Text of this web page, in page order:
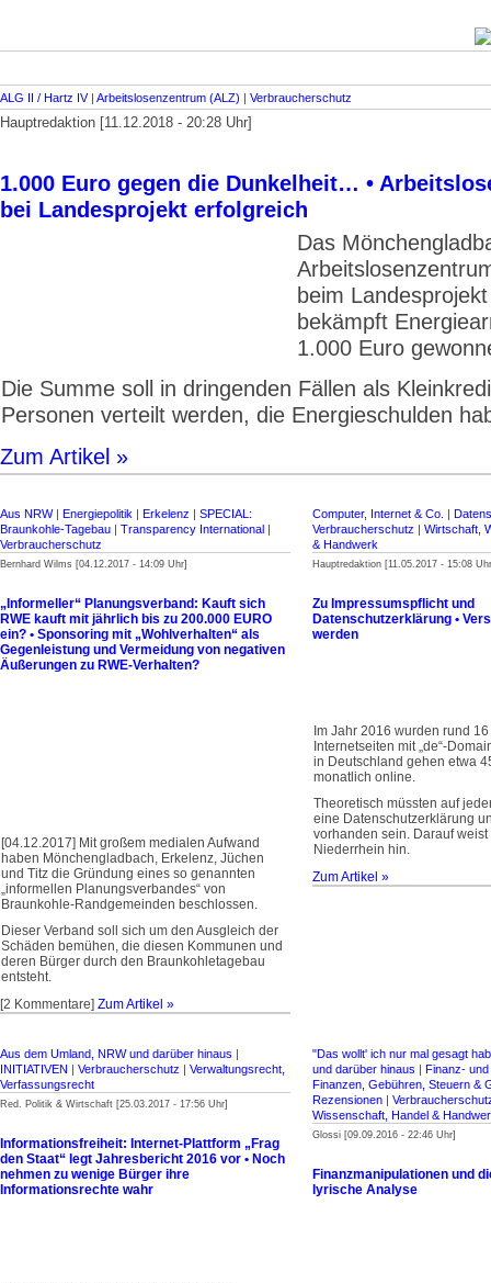
ALG II / Hartz IV| Arbeitslosenzentrum (ALZ) | Verbraucherschutz
Hauptredaktion [11.12.2018 - 20:28 Uhr]
1.000 Euro gegen die Dunkelheit… •
bei Landesprojekt erfolgreich
Das
beim Landesprojekt
bekämpft
1.000 Euro
Die Summe soll in dringenden Fällen als
Personen verteilt werden, die Energieschulden
Zum Artikel »
Aus NRW| Energiepolitik | Erkelenz | SPECIAL:
Braunkohle-Tagebau | Transparency International |
Verbraucherschutz
Bernhard Wilms [04.12.2017 - 14:09 Uhr]
„Informeller“ Planungsverband: Kauft sich
RWE kauft mit jährlich bis zu 200.000 EURO
ein? • Sponsoring mit „Wohlverhalten“ als
Gegenleistung und Vermeidung von negativen
Äußerungen zu RWE-Verhalten?
[04.12.2017] Mit großem medialen Aufwand
haben Mönchengladbach, Erkelenz, Jüchen
und Titz die Gründung eines so genannten
„informellen Planungsverbandes“ von
Braunkohle-Randgemeinden beschlossen.
Dieser Verband soll sich um den Ausgleich der
Schäden bemühen, die diesen Kommunen und
deren Bürger durch den Braunkohletagebau
entsteht.
[2 Kommentare] Zum Artikel »
Computer, Internet & Co. |
Verbraucherschutz | Wirtschaft,
& Handwerk
Hauptredaktion [11.05.2017 - 15:08
Zu Impressumspflicht und
Datenschutzerklärung •
werden
Im Jahr 2016 wurden rund
Internetseiten mit „de“-
in Deutschland gehen etwa
monatlich online.
Theoretisch müssten auf
eine Datenschutzerklärung
vorhanden sein. Darauf
Niederrhein hin.
Zum Artikel »
Aus dem Umland, NRW und darüber hinaus |
INITIATIVEN | Verbraucherschutz | Verwaltungsrecht,
Verfassungsrecht
Red. Politik & Wirtschaft [25.03.2017 - 17:56 Uhr]
Informationsfreiheit: Internet-Plattform „Frag
den Staat“ legt Jahresbericht 2016 vor • Noch
nehmen zu wenige Bürger ihre
Informationsrechte wahr
"Das wollt' ich nur mal gesagt
und darüber hinaus | Finanz-
Finanzen, Gebühren, Steuern &
Rezensionen |
Wissenschaft, Handel &
Glossi [09.09.2016 - 22:46 Uhr]
Finanzmanipulationen und
lyrische Analyse